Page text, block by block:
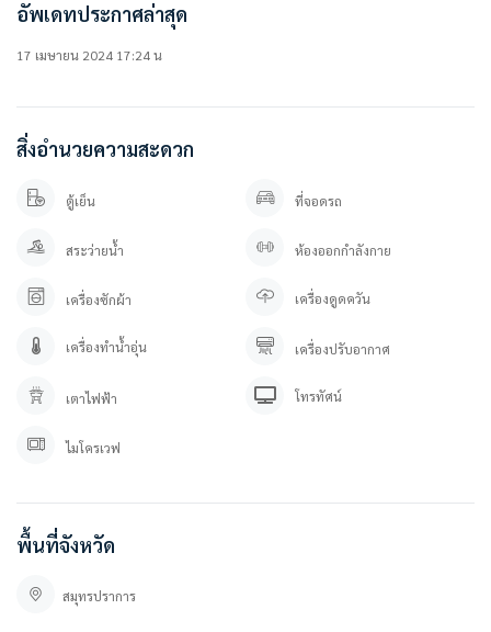
• ฟิตเนส
• สระว่ายน้ำเด็ก
• เจ้าหน้าที่รักษาความปลอดภัย 24 ชั่วโมง
• ระบบ CCTV ทางเข้า-ออกโครงการ
• ระบบ KATSAN สำหรับเข้า-ออกโครงการ
• Mega บางนา
• Ikea บางนา
• ไทวัสดุ
• Concordian International School
• รร.ราชวินิตบางแก้ว
• รพ.พริ๊นซ์ สุวรรณภูมิ
สนใจติดต่อสอบถาม / นัดดู เข้ามาได้เลยค่ะ
คุณภัทร 0 9 3 – 5 4 6 2 9 7 9
Line OA. : @besthome (ใส่ @ ข้างหน้าด้วยนะคะ)
ลิ้งค์แอดไลน์ : https://lin.ee/YfpvBtC
บริษัท เบสท์โฮมคอนโด จำกัด
อัพเดทประกาศล่าสุด
17 เมษายน 2024 17:24 น
สิ่งอำนวยความสะดวก
ตู้เย็น ที่จอดรถ
สระว่ายน้ำ ห้องออกกำลังกาย
เครื่องซักผ้า เครื่องดูดควัน
เครื่องทำน้ำอุ่น เครื่องปรับอากาศ
เตาไฟฟ้า โทรทัศน์
ไมโครเวฟ
พื้นที่จังหวัด
สมุทรปราการ